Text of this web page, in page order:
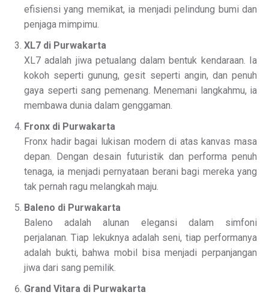
efisiensi yang memikat, ia menjadi pelindung bumi dan
penjaga mimpimu.
XL7 di Purwakarta
XL7 adalah jiwa petualang dalam bentuk kendaraan. Ia
kokoh seperti gunung, gesit seperti angin, dan penuh
gaya seperti sang pemenang. Menemani langkahmu, ia
membawa dunia dalam genggaman.
Fronx di Purwakarta
Fronx hadir bagai lukisan modern di atas kanvas masa
depan. Dengan desain futuristik dan performa penuh
tenaga, ia menjadi pernyataan berani bagi mereka yang
tak pernah ragu melangkah maju.
Baleno di Purwakarta
Baleno adalah alunan elegansi dalam simfoni
perjalanan. Tiap lekuknya adalah seni, tiap performanya
adalah bukti, bahwa mobil bisa menjadi perpanjangan
jiwa dari sang pemilik.
Grand Vitara di Purwakarta